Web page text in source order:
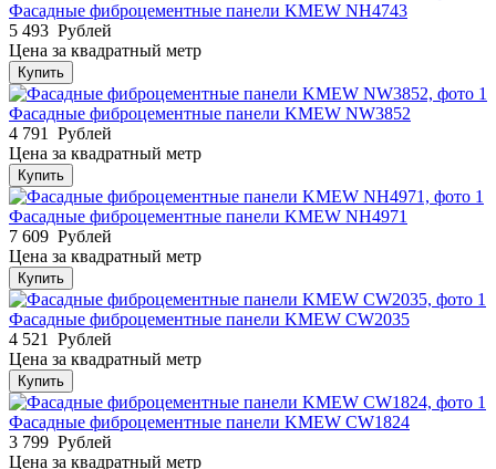
Фасадные фиброцементные панели KMEW NH4743
5 493 Рублей
Цена за квадратный метр
Купить
Фасадные фиброцементные панели KMEW NW3852
4 791
Рублей
Цена за квадратный метр
Купить
Фасадные фиброцементные панели KMEW NH4971
7 609 Рублей
Цена за квадратный метр
Купить
Фасадные фиброцементные панели KMEW CW2035
4 521
Рублей
Цена за квадратный метр
Купить
Фасадные фиброцементные панели KMEW CW1824
3 799 Рублей
Цена за квадратный метр